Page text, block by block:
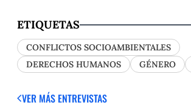
ETIQUETAS
CONFLICTOS SOCIOAMBIENTALES
DERECHOS HUMANOS
GÉNERO
VER MÁS ENTREVISTAS